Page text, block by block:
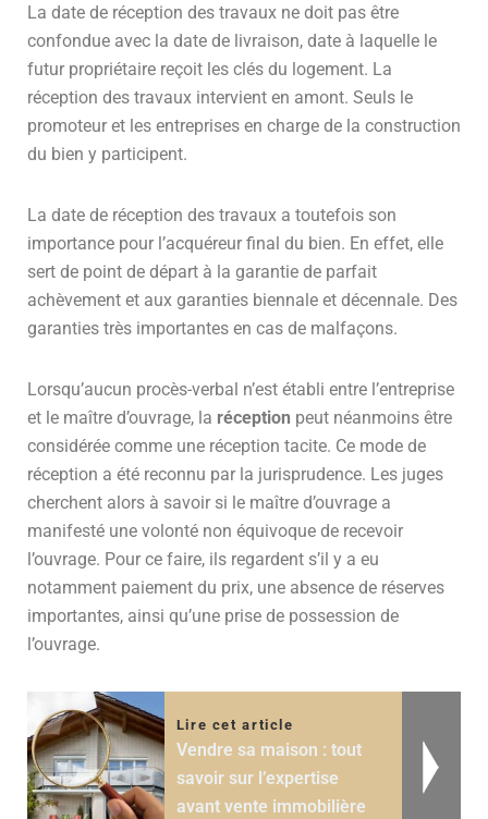
La date de réception des travaux ne doit pas être
confondue avec la date de livraison, date à laquelle le
futur propriétaire reçoit les clés du logement. La
réception des travaux intervient en amont. Seuls le
promoteur et les entreprises en charge de la construction
du bien y participent.
La date de réception des travaux a toutefois son
importance pour l’acquéreur final du bien. En effet, elle
sert de point de départ à la garantie de parfait
achèvement et aux garanties biennale et décennale. Des
garanties très importantes en cas de malfaçons.
Lorsqu’aucun procès-verbal n’est établi entre l’entreprise
et le maître d’ouvrage, la réception peut néanmoins être
considérée comme une réception tacite. Ce mode de
réception a été reconnu par la jurisprudence. Les juges
cherchent alors à savoir si le maître d’ouvrage a
manifesté une volonté non équivoque de recevoir
l’ouvrage. Pour ce faire, ils regardent s’il y a eu
notamment paiement du prix, une absence de réserves
importantes, ainsi qu’une prise de possession de
l’ouvrage.
Lire cet article
Vendre sa maison : tout
savoir sur l’expertise
avant vente immobilière